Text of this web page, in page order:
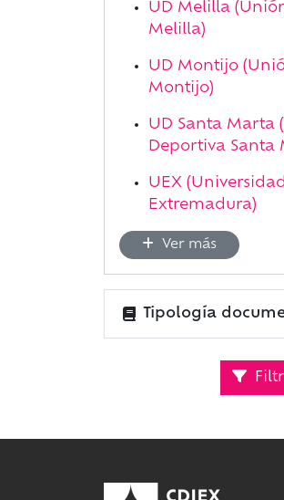
UD Melilla
Melilla)
UD Montijo
Montijo)
UD Santa Marta
Deportiva Santa
UEX
Extremadura)
Ver más
Tipología